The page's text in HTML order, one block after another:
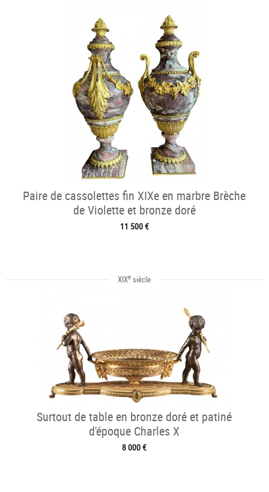
Paire de cassolettes fin XIXe en marbre Brèche
de Violette et bronze doré
11 500 €
XIXe siècle
Surtout de table en bronze doré et patiné
d'époque Charles X
8 000 €